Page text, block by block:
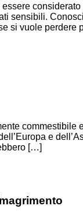
sensibili.
si vuole perdere
commestibile
e
[…]